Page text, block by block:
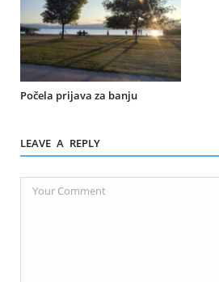
Počela prijava za banju
LEAVE A REPLY